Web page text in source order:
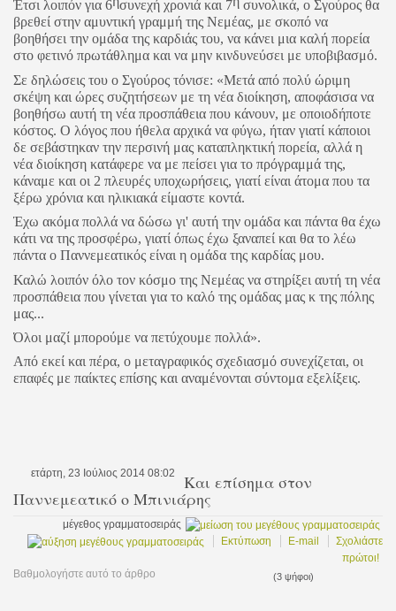
Έτσι λοιπόν για 6 συνεχή χρονιά και 7 συνολικά, ο Σγούρος θα
βρεθεί στην αμυντική γραμμή της Νεμέας, με σκοπό να
βοηθήσει την ομάδα της καρδιάς του, να κάνει μια καλή πορεία
στο φετινό πρωτάθλημα και να μην κινδυνεύσει με υποβιβασμό.
Σε δηλώσεις του ο Σγούρος τόνισε: «Μετά από πολύ ώριμη
σκέψη και ώρες συζητήσεων με τη νέα διοίκηση, αποφάσισα να
βοηθήσω αυτή τη νέα προσπάθεια που κάνουν, με οποιοδήποτε
κόστος. Ο λόγος που ήθελα αρχικά να φύγω, ήταν γιατί κάποιοι
δε σεβάστηκαν την περσινή μας καταπληκτική πορεία, αλλά η
νέα διοίκηση κατάφερε να με πείσει για το πρόγραμμά της,
κάναμε και οι 2 πλευρές υποχωρήσεις, γιατί είναι άτομα που τα
ξέρω χρόνια και ηλικιακά είμαστε κοντά.
Έχω ακόμα πολλά να δώσω γι' αυτή την ομάδα και πάντα θα έχω
κάτι να της προσφέρω, γιατί όπως έχω ξαναπεί και θα το λέω
πάντα ο Παννεμεατικός είναι η ομάδα της καρδίας μου.
Καλώ λοιπόν όλο τον κόσμο της Νεμέας να στηρίξει αυτή τη νέα
προσπάθεια που γίνεται για το καλό της ομάδας μας κ της πόλης
μας...
Όλοι μαζί μπορούμε να πετύχουμε πολλά».
Από εκεί και πέρα, ο μεταγραφικός σχεδιασμό συνεχίζεται, οι
επαφές με παίκτες επίσης και αναμένονται σύντομα εξελίξεις.
ετάρτη, 23 Ιούλιος 2014 08:02 Και επίσημα στον
Παννεμεατικό ο Μπινιάρης
μέγεθος γραμματοσειράς
Εκτύπωση
E-mail
Σχολιάστε
πρώτοι!
Βαθμολογήστε αυτό το άρθρο
(3 ψήφοι)